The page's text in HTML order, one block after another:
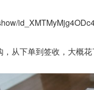
从下单到签收，大概